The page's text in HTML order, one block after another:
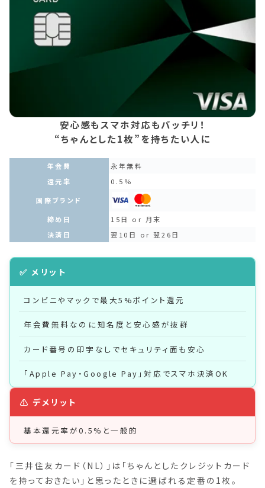
安心感もスマホ対応もバッチリ！
“ちゃんとした1枚”を持ちたい人に
年会費
永年無料
還元率
0.5%
国際ブランド
締め日
15日 or 月末
決済日
翌10日 or 翌26日
コンビニやマックで最大5%ポイント還元
年会費無料なのに知名度と安心感が抜群
カード番号の印字なしでセキュリティ面も安心
「Apple Pay・Google Pay」対応でスマホ決済OK
基本還元率が0.5%と一般的
「三井住友カード（NL）」は「ちゃんとしたクレジットカード
を持っておきたい」と思ったときに選ばれる定番の1枚。